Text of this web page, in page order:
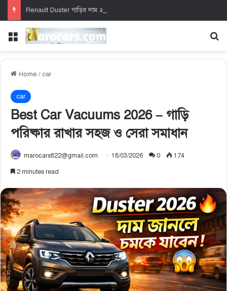
Renault Duster গাড়ির দাম ২০২৬ – নতুন দাম, ফিচার ও সম্পূর্ণ গাইড
Menu
Home / car
car
Best Car Vacuums 2026 – গাড়ি
পরিষ্কার রাখার সহজ ও সেরা সমাধান
marocars822@gmail.com 18/03/2026 0 174
2 minutes read